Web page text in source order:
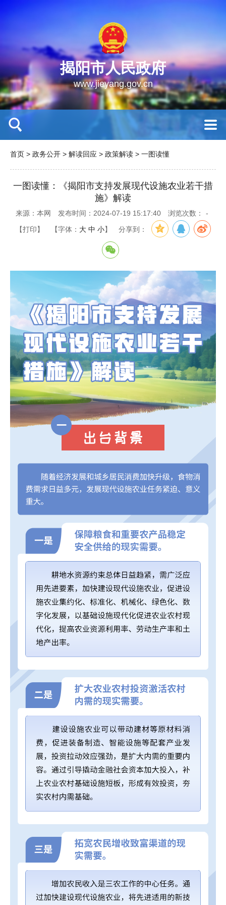
揭阳市人民政府
www.jieyang.gov.cn
首页 > 政务公开 > 解读回应 > 政策解读 > 一图读懂
一图读懂：《揭阳市支持发展现代设施农业若干措
施》解读
来源：本网 发布时间：2024-07-19 15:17:40 浏览次数： -
【打印】 【字体： 大 中 小】 分享到：